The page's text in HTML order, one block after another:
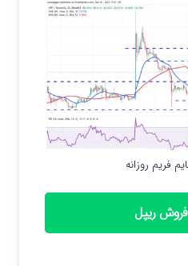
فریم روزانه
ریپل